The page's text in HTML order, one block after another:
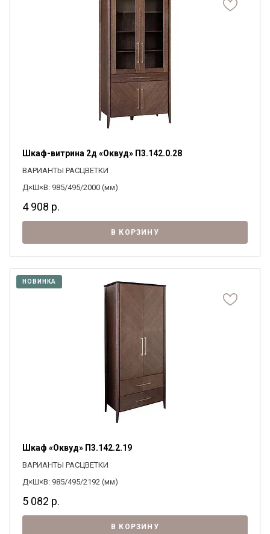
Шкаф-витрина 2д «Оквуд» П3.142.0.28
ВАРИАНТЫ РАСЦВЕТКИ
Д×Ш×В: 985/495/2000 (мм)
4 908 р.
В КОРЗИНУ
НОВИНКА
Шкаф «Оквуд» П3.142.2.19
ВАРИАНТЫ РАСЦВЕТКИ
Д×Ш×В: 985/495/2192 (мм)
5 082 р.
В КОРЗИНУ